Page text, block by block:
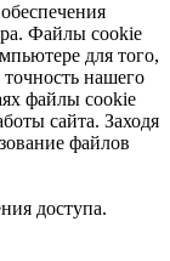
Файлы cookie
для того,
нашего
файлы cookie
сайта. Заходя
файлов